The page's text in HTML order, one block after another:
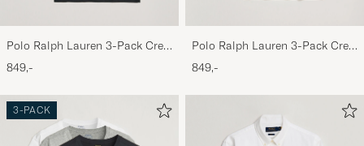
Bra! De er ikke spesielt store i størrelsen, så
jeg bestilte en str. større enn normalt, og de
passet.
KJØPTE PÅ CAREOFCARL.NO
Perfekt! Thank you!
Polo Ralph Lauren 3-Pack Crew
Neck T-Shirt Black
849,-
Polo Ralph Lauren 3-Pack Crew
Neck T-Shirt Navy/Light
Navy/Elite Blue
849,-
3-PACK